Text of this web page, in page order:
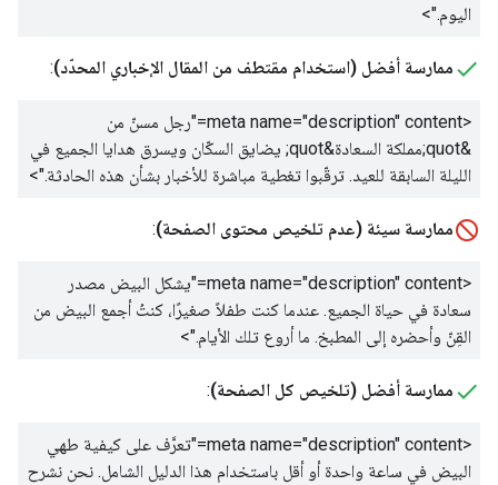
اليوم.">
ممارسة أفضل (استخدام مقتطف من المقال الإخباري المحدّد):
<meta name="description" content="
رجل مسنّ من
&quot;مملكة السعادة&quot; يضايق السكّان ويسرق هدايا الجميع في
الليلة السابقة للعيد. ترقّبوا تغطية مباشرة للأخبار بشأن هذه الحادثة.">
ممارسة سيئة (عدم تلخيص محتوى الصفحة):
<meta name="description" content="
يشكل البيض مصدر
سعادة في حياة الجميع. عندما كنت طفلاً صغيرًا، كنتُ أجمع البيض من
القِنّ وأحضره إلى المطبخ. ما أروع تلك الأيام.">
ممارسة أفضل (تلخيص كل الصفحة):
<meta name="description" content="
تعرَّف على كيفية طهي
البيض في ساعة واحدة أو أقل باستخدام هذا الدليل الشامل. نحن نشرح